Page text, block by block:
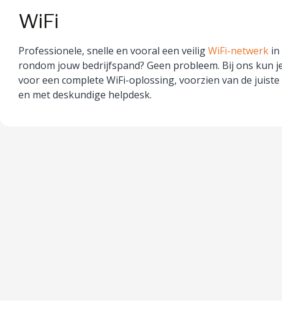
WiFi
Professionele, snelle en vooral een veiligWiFi-netwerk in
rondom jouw bedrijfspand? Geen probleem. Bij ons kun
voor een complete WiFi-oplossing, voorzien van de
en met deskundige helpdesk.